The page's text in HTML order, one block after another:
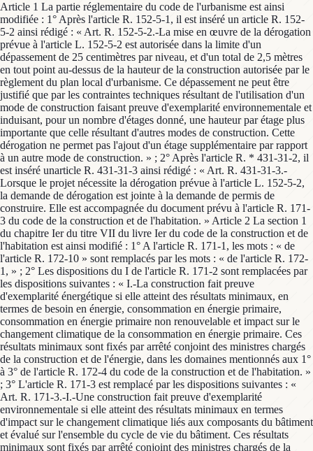
Article 1 La partie réglementaire du code de l'urbanisme est ainsi
modifiée : 1° Après l'article R. 152-5-1, il est inséré un article R. 152-
5-2 ainsi rédigé : « Art. R. 152-5-2.-La mise en œuvre de la dérogation
prévue à l'article L. 152-5-2 est autorisée dans la limite d'un
dépassement de 25 centimètres par niveau, et d'un total de 2,5 mètres
en tout point au-dessus de la hauteur de la construction autorisée par le
règlement du plan local d'urbanisme. Ce dépassement ne peut être
justifié que par les contraintes techniques résultant de l'utilisation d'un
mode de construction faisant preuve d'exemplarité environnementale et
induisant, pour un nombre d'étages donné, une hauteur par étage plus
importante que celle résultant d'autres modes de construction. Cette
dérogation ne permet pas l'ajout d'un étage supplémentaire par rapport
à un autre mode de construction. » ; 2° Après l'article R. * 431-31-2, il
est inséré unarticle R. 431-31-3 ainsi rédigé : « Art. R. 431-31-3.-
Lorsque le projet nécessite la dérogation prévue à l'article L. 152-5-2,
la demande de dérogation est jointe à la demande de permis de
construire. Elle est accompagnée du document prévu à l'article R. 171-
3 du code de la construction et de l'habitation. » Article 2 La section 1
du chapitre Ier du titre VII du livre Ier du code de la construction et de
l'habitation est ainsi modifié : 1° A l'article R. 171-1, les mots : « de
l'article R. 172-10 » sont remplacés par les mots : « de l'article R. 172-
1, » ; 2° Les dispositions du I de l'article R. 171-2 sont remplacées par
les dispositions suivantes : « I.-La construction fait preuve
d'exemplarité énergétique si elle atteint des résultats minimaux, en
termes de besoin en énergie, consommation en énergie primaire,
consommation en énergie primaire non renouvelable et impact sur le
changement climatique de la consommation en énergie primaire. Ces
résultats minimaux sont fixés par arrêté conjoint des ministres chargés
de la construction et de l'énergie, dans les domaines mentionnés aux 1°
à 3° de l'article R. 172-4 du code de la construction et de l'habitation. »
; 3° L'article R. 171-3 est remplacé par les dispositions suivantes : «
Art. R. 171-3.-I.-Une construction fait preuve d'exemplarité
environnementale si elle atteint des résultats minimaux en termes
d'impact sur le changement climatique liés aux composants du bâtiment
et évalué sur l'ensemble du cycle de vie du bâtiment. Ces résultats
minimaux sont fixés par arrêté conjoint des ministres chargés de la